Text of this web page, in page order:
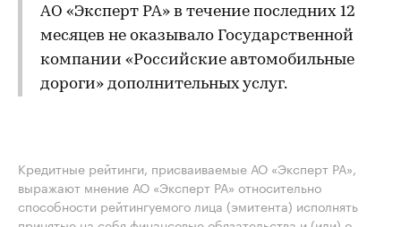
АО «Эксперт РА» в течение последних 12
месяцев не оказывало Государственной
компании «Российские автомобильные
дороги» дополнительных услуг.
Кредитные рейтинги, присваиваемые АО «Эксперт РА»,
выражают мнение АО «Эксперт РА» относительно
способности рейтингуемого лица (эмитента) исполнять